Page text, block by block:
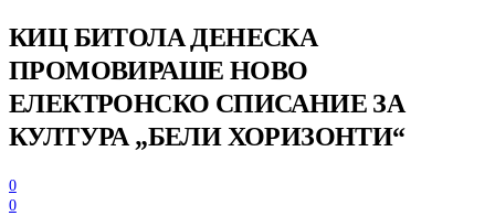
КИЦ БИТОЛА ДЕНЕСКА
ПРОМОВИРАШЕ НОВО
ЕЛЕКТРОНСКО СПИСАНИЕ ЗА
КУЛТУРА „БЕЛИ ХОРИЗОНТИ“
0
0